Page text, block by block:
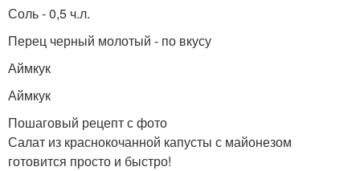
Соль - 0,5 ч.л.
Перец черный молотый - по вкусу
Аймкук
Аймкук
Пошаговый рецепт с фото
Салат из краснокочанной капусты с майонезом
готовится просто и быстро!